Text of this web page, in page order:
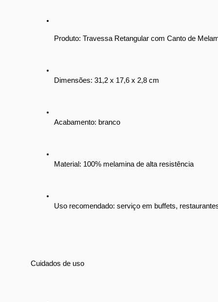
Produto: Travessa Retangular com Canto de
Dimensões: 31,2 x 17,6 x 2,8 cm
Acabamento: branco
Material: 100% melamina de alta resistência
Uso recomendado: serviço em buffets,
Cuidados de uso